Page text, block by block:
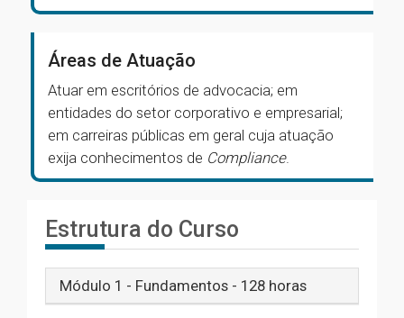
Áreas de Atuação
Atuar em escritórios de advocacia; em
entidades do setor corporativo e empresarial;
em carreiras públicas em geral cuja atuação
exija conhecimentos de Compliance.
Estrutura do Curso
Módulo 1 - Fundamentos - 128 horas